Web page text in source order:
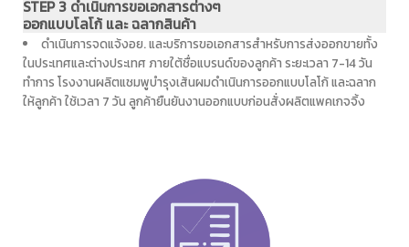
STEP 3 ดำเนินการขอเอกสารต่างๆ
ออกแบบโลโก้ และ ฉลากสินค้า
ดำเนินการจดแจ้งอย. และบริการขอเอกสารสำหรับการส่งออกขายทั้ง
ในประเทศและต่างประเทศ ภายใต้ชื่อแบรนด์ของลูกค้า ระยะเวลา 7-14 วัน
ทำการ โรงงานผลิตแชมพูบำรุงเส้นผมดำเนินการออกแบบโลโก้ และฉลาก
ให้ลูกค้า ใช้เวลา 7 วัน ลูกค้ายืนยันงานออกแบบก่อนสั่งผลิตแพคเกจจิ้ง